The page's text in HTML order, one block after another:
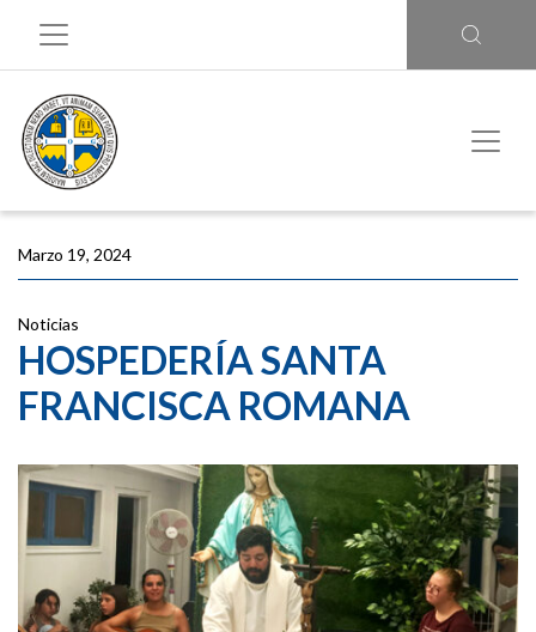
Marzo 19, 2024
Noticias
HOSPEDERÍA SANTA
FRANCISCA ROMANA